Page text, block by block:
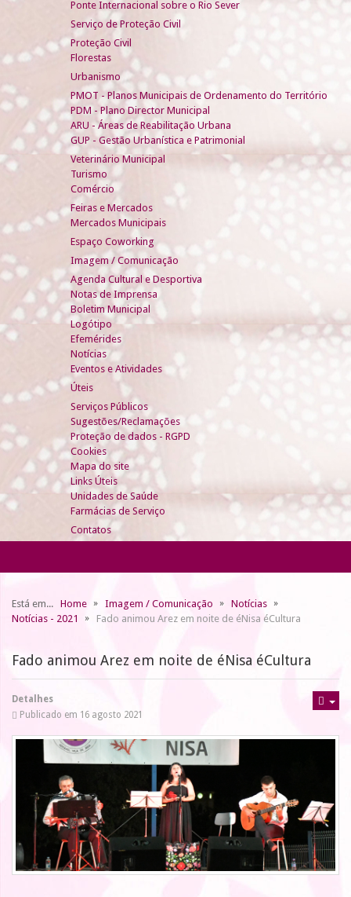
Ponte Internacional sobre o Rio Sever
Serviço de Proteção Civil
Proteção Civil
Florestas
Urbanismo
PMOT - Planos Municipais de Ordenamento do Território
PDM - Plano Director Municipal
ARU - Áreas de Reabilitação Urbana
GUP - Gestão Urbanística e Patrimonial
Veterinário Municipal
Turismo
Comércio
Feiras e Mercados
Mercados Municipais
Espaço Coworking
Imagem / Comunicação
Agenda Cultural e Desportiva
Notas de Imprensa
Boletim Municipal
Logótipo
Efemérides
Notícias
Eventos e Atividades
Úteis
Serviços Públicos
Sugestões/Reclamações
Proteção de dados - RGPD
Cookies
Mapa do site
Links Úteis
Unidades de Saúde
Farmácias de Serviço
Contatos
Está em... Home Imagem / Comunicação
Notícias
Notícias - 2021
Fado animou Arez em noite de éNisa éCultura
Fado animou Arez em noite de éNisa éCultura
Detalhes
Publicado em 16 agosto 2021